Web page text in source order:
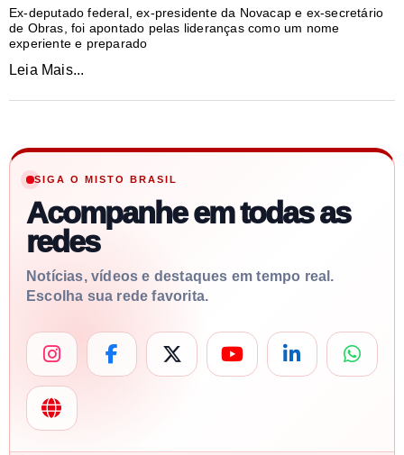
Ex-deputado federal, ex-presidente da Novacap e ex-secretário
de Obras, foi apontado pelas lideranças como um nome
experiente e preparado
Leia Mais...
SIGA O MISTO BRASIL
Acompanhe em todas as
redes
Notícias, vídeos e destaques em tempo real.
Escolha sua rede favorita.